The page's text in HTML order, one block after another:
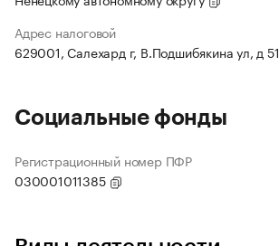
Адрес налоговой
629001, Салехард г, В.Подшибякина ул, д 51
Социальные фонды
Регистрационный номер ПФР
030001011385